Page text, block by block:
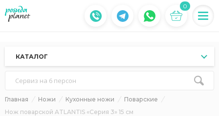
0
КАТАЛОГ
Сервиз на 6 персон
Главная Ножи Кухонные ножи
Поварские
Нож поварской ATLANTIS «Серия 3» 15 см